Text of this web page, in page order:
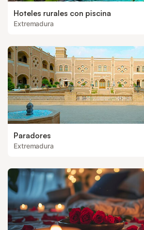
Hoteles rurales con piscina
Extremadura
Paradores
Extremadura